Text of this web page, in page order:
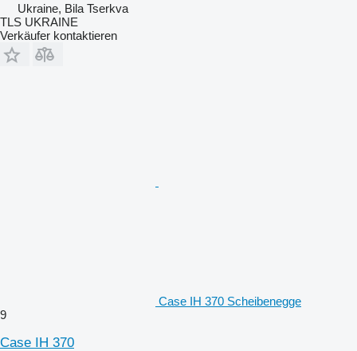
Ukraine, Bila Tserkva
TLS UKRAINE
Verkäufer kontaktieren
Case IH 370 Scheibenegge
9
Case IH 370